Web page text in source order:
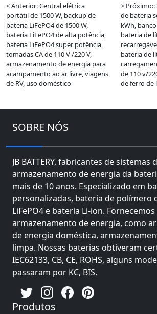
< Anterior: Central elétrica
portátil de 1500 W, backup de
bateria LiFePO4 de 1500 W,
bateria LiFePO4 de alta potência,
bateria LiFePO4 super potência,
tomadas CA de 110 V /220 V,
armazenamento de energia para
acampamento ao ar livre, viagens
de RV, uso doméstico
>
de bateria
kWh,
bateria de
bateria de
de 110 v/
de ferro de
SOBRE NÓS
JB BATTERY, fabricantes de sistemas
armazenamento de energia da
mais de 10 anos. Especializado em
personalizadas, bateria de polímero
LiFePO4 e bateria Li-ion.
armazenamento de energia, como
de energia doméstica,
limpa. Nossas baterias obtiveram
IEC62133, CB, CE, ROHS, alguns
passaram por KC, BIS.
Produtos